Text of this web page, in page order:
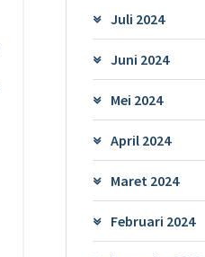
Juli 2024
Juni 2024
Mei 2024
April 2024
Maret 2024
Februari 2024